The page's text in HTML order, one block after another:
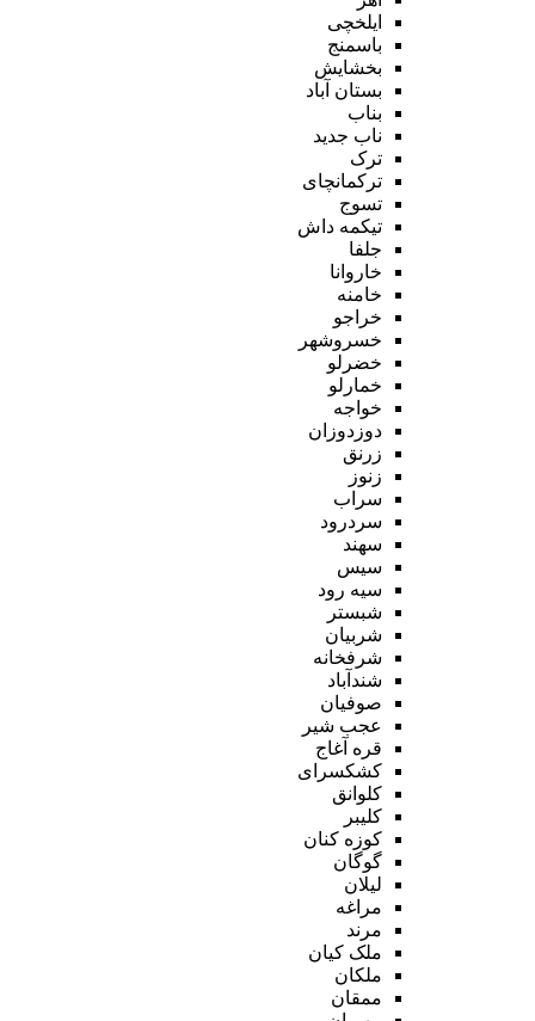
ایلخچی
باسمنج
بخشایش
بستان آباد
بناب
ناب جدید
ترک
ترکمانچای
تسوج
تیکمه داش
جلفا
خاروانا
خامنه
خراجو
خسروشهر
خضرلو
خمارلو
خواجه
دوزدوزان
زرنق
زنوز
سراب
سردرود
سهند
سیس
سیه رود
شبستر
شربیان
شرفخانه
شندآباد
صوفیان
عجب شیر
قره آغاج
کشکسرای
کلوانق
کلیبر
کوزه کنان
گوگان
لیلان
مراغه
مرند
ملک کیان
ملکان
ممقان